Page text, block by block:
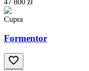
47 800 zł
Cupra
Formentor